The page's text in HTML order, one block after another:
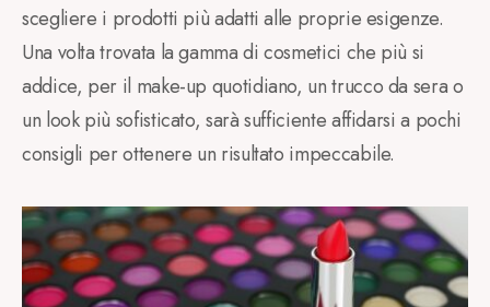
scegliere i prodotti più adatti alle proprie esigenze.
Una volta trovata la gamma di cosmetici che più si
addice, per il make-up quotidiano, un trucco da sera o
un look più sofisticato, sarà sufficiente affidarsi a pochi
consigli per ottenere un risultato impeccabile.